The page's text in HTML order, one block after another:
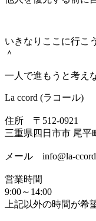
いきなりここに行こ
＾
一人で進もうと考え
La ccord (ラコール)
住所 〒512-0921
三重県四日市市 尾平
メール info@la-
営業時間
9:00～14:00
上記以外の時間が希